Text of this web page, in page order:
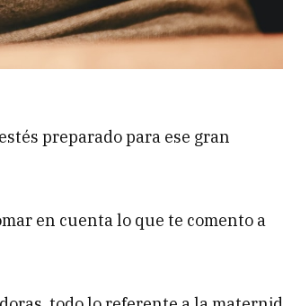
preparado para ese gran
en cuenta lo que te comento a